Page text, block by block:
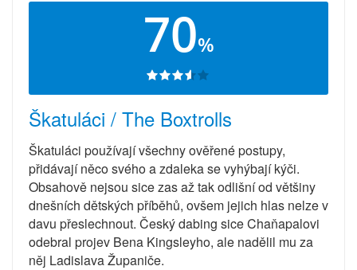
70%
Škatuláci / The Boxtrolls
Škatuláci používají všechny ověřené postupy,
přidávají něco svého a zdaleka se vyhýbají kýči.
Obsahově nejsou sice zas až tak odlišní od většiny
dnešních dětských příběhů, ovšem jejich hlas nelze v
davu přeslechnout. Český dabing sice Chaňapalovi
odebral projev Bena Kingsleyho, ale nadělil mu za
něj Ladislava Županiče.